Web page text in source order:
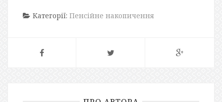
Категорії: Пенсійне накопичення